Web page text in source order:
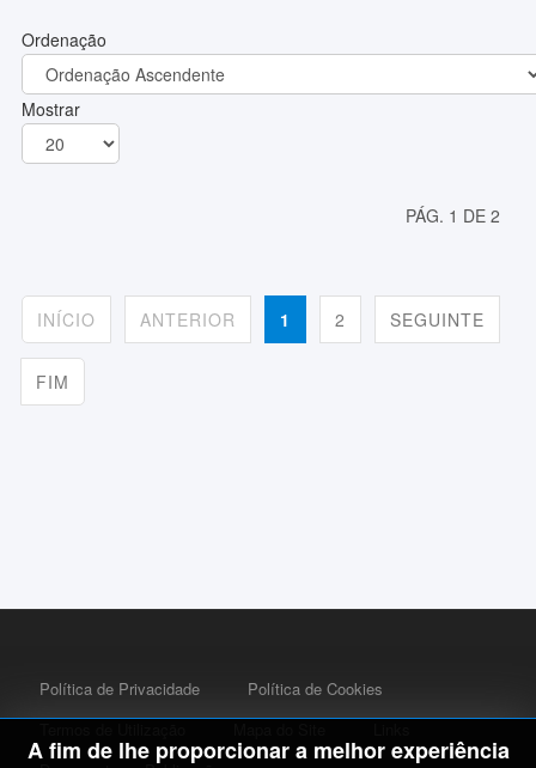
Ordenação
Mostrar
PÁG. 1 DE 2
INÍCIO ANTERIOR 1 2 SEGUINTE
FIM
Política de Privacidade
Política de Cookies
A fim de lhe proporcionar a melhor experiência